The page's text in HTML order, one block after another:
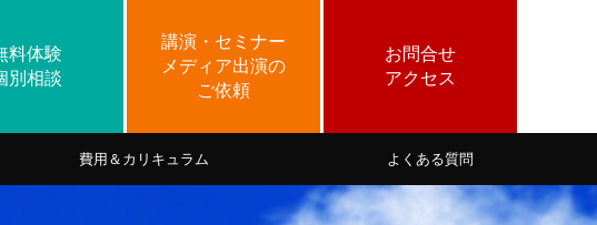
費用＆カリキュラム よくある質問